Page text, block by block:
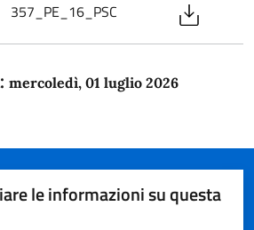
357_PE_16_PSC
mercoledì, 01 luglio 2026
le informazioni su questa